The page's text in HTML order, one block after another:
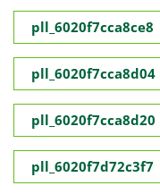
pll_6020f7cca8ce8
pll_6020f7cca8d04
pll_6020f7cca8d20
pll_6020f7d72c3f7